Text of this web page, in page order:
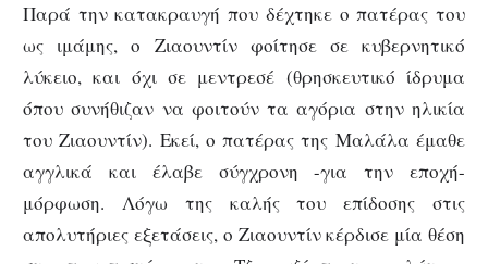
Παρά την κατακραυγή που δέχτηκε ο πατέρας του
ως ιμάμης, ο Ζιαουντίν φοίτησε σε κυβερνητικό
λύκειο, και όχι σε μεντρεσέ (θρησκευτικό ίδρυμα
όπου συνήθιζαν να φοιτούν τα αγόρια στην ηλικία
του Ζιαουντίν). Εκεί, ο πατέρας της Μαλάλα έμαθε
αγγλικά και έλαβε σύγχρονη -για την εποχή-
μόρφωση. Λόγω της καλής του επίδοσης στις
απολυτήριες εξετάσεις, ο Ζιαουντίν κέρδισε μία θέση